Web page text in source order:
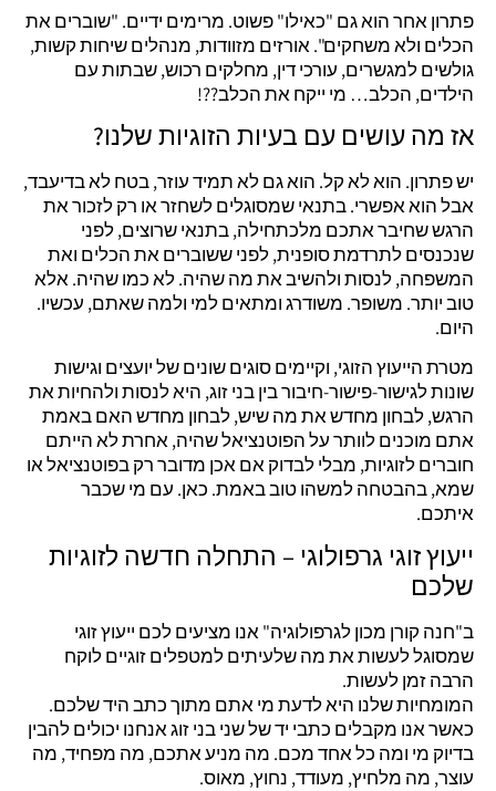
פתרון אחר הוא גם "כאילו" פשוט. מרימים ידיים. "שוברים את
הכלים ולא משחקים". אורזים מזוודות, מנהלים שיחות קשות,
גולשים למגשרים, עורכי דין, מחלקים רכוש, שבתות עם
הילדים, הכלב… מי ייקח את הכלב??!
אז מה עושים עם בעיות הזוגיות שלנו?
יש פתרון. הוא לא קל. הוא גם לא תמיד עוזר, בטח לא בדיעבד,
אבל הוא אפשרי. בתנאי שמסוגלים לשחזר או רק לזכור את
הרגש שחיבר אתכם מלכתחילה, בתנאי שרוצים, לפני
שנכנסים לתרדמת סופנית, לפני ששוברים את הכלים ואת
המשפחה, לנסות ולהשיב את מה שהיה. לא כמו שהיה. אלא
טוב יותר. משופר. משודרג ומתאים למי ולמה שאתם, עכשיו.
היום.
מטרת הייעוץ הזוגי, וקיימים סוגים שונים של יועצים וגישות
שונות לגישור-פישור-חיבור בין בני זוג, היא לנסות ולהחיות את
הרגש, לבחון מחדש את מה שיש, לבחון מחדש האם באמת
אתם מוכנים לוותר על הפוטנציאל שהיה, אחרת לא הייתם
חוברים לזוגיות, מבלי לבדוק אם אכן מדובר רק בפוטנציאל או
שמא, בהבטחה למשהו טוב באמת. כאן. עם מי שכבר
איתכם.
ייעוץ זוגי גרפולוגי – התחלה חדשה לזוגיות
שלכם
ב"חנה קורן מכון לגרפולוגיה" אנו מציעים לכם ייעוץ זוגי
שמסוגל לעשות את מה שלעיתים למטפלים זוגיים לוקח
הרבה זמן לעשות.
המומחיות שלנו היא לדעת מי אתם מתוך כתב היד שלכם.
כאשר אנו מקבלים כתבי יד של שני בני זוג אנחנו יכולים להבין
בדיוק מי ומה כל אחד מכם. מה מניע אתכם, מה מפחיד, מה
עוצר, מה מלחיץ, מעודד, נחוץ, מאוס.